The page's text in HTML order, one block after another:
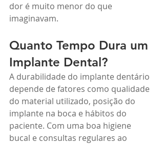
dor é muito menor do que
imaginavam.
Quanto Tempo Dura um
Implante Dental?
A durabilidade do implante dentário
depende de fatores como qualidade
do material utilizado, posição do
implante na boca e hábitos do
paciente. Com uma boa higiene
bucal e consultas regulares ao